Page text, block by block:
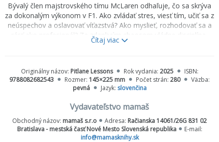
Bývalý člen majstrovského tímu McLaren odhaľuje, čo sa skrýva
za dokonalým výkonom v F1. Ako zvládať stres, viesť tím, učiť sa z
neúspechov a oslavovať víťazstvá? Ako myslieť, rozhodovať sa a
rásť ako profesionál? Za zdanlivým chaosom vládne disciplína,
tímová dôvera a neúprosný dôraz na dokonalosť.
skúseností v motošporte aj zo svojej práce kouča a mentora.
Pomôže vám pozrieť sa na výzvy v zamestnaní či v živote tak, ako
by ich analyzoval špičkový tím F1. Zavedie vás priamo do boxov a
ukáže vám kľúč k úspechu vo Formule 1.
Čítaj viac
Originálny názov: Pitlane Lessons Rok vydania: 2025
ISBN:
9788082682543
Rozmer: 145×225 mm Počet strán: 280
Väzba:
pevná
Jazyk: slovenčina
Vydavateľstvo mamaš
Obchodný názov: mamaš s.r.o Adresa: Račianska 14061/26G 831 02
Bratislava - mestská časť Nové Mesto Slovenská republika
E-mail:
info@mamasknihy.sk